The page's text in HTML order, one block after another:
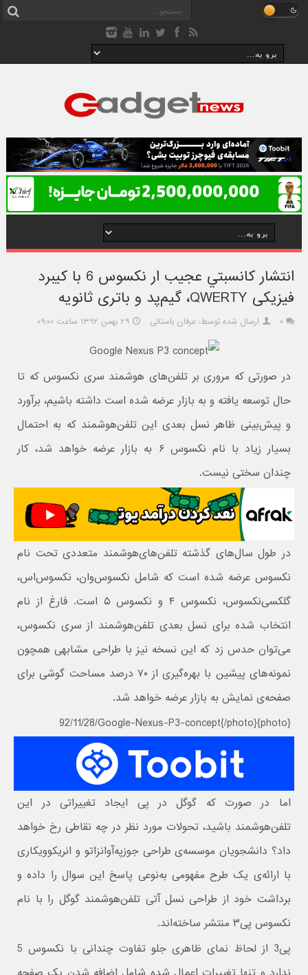
انتشار کانسبتي عجيب ار نکسوس 6 با کیبرد
فیزیکی QWERTY، گیم‌پد و باتری ثانویه
۰ ارسال شده توسط: عرفان باستانی ۲۹ بهمن ۱۳۹۲ ساعت ۰۹:۰۰
در صورتی که مروری بر تلفن‌های هوشمند سری نکسوس که تا
حال توسعه یافته و به بازار عرضه شده است داشته باشیم، برآورد
و پیش‌بینی ظاهر نسل بعدی این تلفن‌هوشمند که به احتمال
بسیار زیاد با نام نکسوس ۶ به بازار عرضه خواهد شد، کار
چندان سختی نیست.
در طول سال‌های گذشته تلفن‌های‌هوشمند متعددی تحت نام
نکسوس عرضه شده است که شامل نکسوس‌وان، نکسوس‌اس،
گلکسی‌نکسوس، نکسوس ۴ و نکسوس ۵ است. فارغ از نام
انتخاب شده برای نسل بعدی تلفن‌هوشمند از سری نکسوس،
می‌توان حدس زد که این نسخه نیز با طراحی مشابهی همچون
نمونه‌های پیشین با بهره‌گیری از ۷۰ درصد مساحت گوشی برای
صفحه‌ی نمایش به بازار عرضه خواهد شد.
{photo}92/11/28/Google-Nexus-P3-concept{/photo}
اما در صورت که گوگل در پی ایجاد تغییراتی در این
تلفن‌هوشمند باشید، تحولات مورد نظر در چه نقاطی رخ خواهد
داد؟ دانشجویان موسسه‌ی طراحی جوزپه‌آوانزاتو و انریکو‌ویکاری
با ارائه‌ی یک طرح مفهومی به‌نوعی پاسخ این سوال را داده و
برداشت خود از طراحی نسل آتی تلفن‌هوشمند گوگل را با نام
نکسوس پی‌۳ منتشر ساخته‌اند.
پی‌3 از لحاظ نمای ظاهری جلو تفاوت چندانی با نکسوس 5